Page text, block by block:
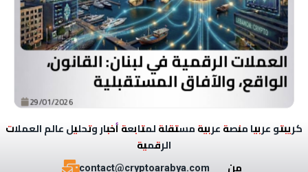
العملات الرقمية في لبنان: القانون،
الواقع، والآفاق المستقبلية
29/01/2026
contact@cryptoarabya.com من
كريبتو عربيامنصة عربية مستقلة لمتابعة أخباروتحليل عالم العملات
الرقمية